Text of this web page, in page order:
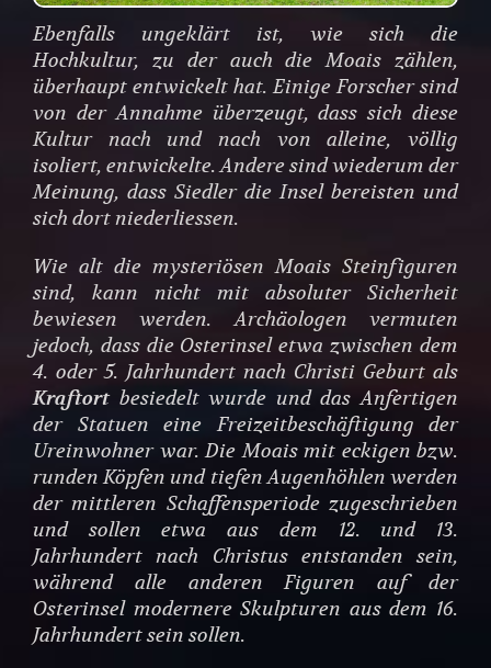
Ebenfalls ungeklärt ist, wie sich die
Hochkultur, zu der auch die Moais zählen,
überhaupt entwickelt hat. Einige Forscher sind
von der Annahme überzeugt, dass sich diese
Kultur nach und nach von alleine, völlig
isoliert, entwickelte. Andere sind wiederum der
Meinung, dass Siedler die Insel bereisten und
sich dort niederliessen.
Wie alt die mysteriösen Moais Steinfiguren
sind, kann nicht mit absoluter Sicherheit
bewiesen werden. Archäologen vermuten
jedoch, dass die Osterinsel etwa zwischen dem
4. oder 5. Jahrhundert nach Christi Geburt als
Kraftortbesiedelt wurde und das Anfertigen
der Statuen eine Freizeitbeschäftigung der
Ureinwohner war. Die Moais mit eckigen bzw.
runden Köpfen und tiefen Augenhöhlen werden
der mittleren Schaffensperiode zugeschrieben
und sollen etwa aus dem 12. und 13.
Jahrhundert nach Christus entstanden sein,
während alle anderen Figuren auf der
Osterinsel modernere Skulpturen aus dem 16.
Jahrhundert sein sollen.